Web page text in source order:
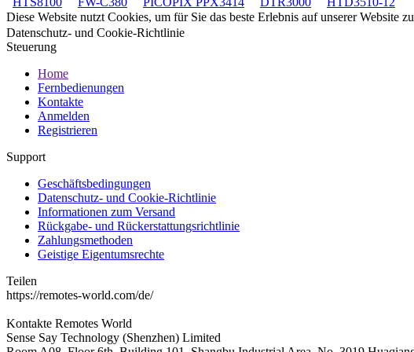
Diese Website nutzt Cookies, um für Sie das beste Erlebnis auf unserer Website
Datenschutz- und Cookie-Richtlinie
Steuerung
Home
Fernbedienungen
Kontakte
Anmelden
Registrieren
Support
Geschäftsbedingungen
Datenschutz- und Cookie-Richtlinie
Informationen zum Versand
Rückgabe- und Rückerstattungsrichtlinie
Zahlungsmethoden
Geistige Eigentumsrechte
Teilen
https://remotes-world.com/de/
Kontakte Remotes World
Sense Say Technology (Shenzhen) Limited